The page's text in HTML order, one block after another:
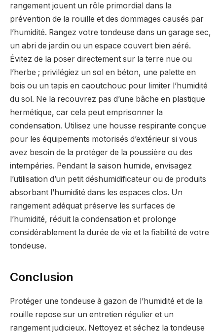
rangement jouent un rôle primordial dans la
prévention de la rouille et des dommages causés par
l’humidité. Rangez votre tondeuse dans un garage sec,
un abri de jardin ou un espace couvert bien aéré.
Évitez de la poser directement sur la terre nue ou
l’herbe ; privilégiez un sol en béton, une palette en
bois ou un tapis en caoutchouc pour limiter l’humidité
du sol. Ne la recouvrez pas d’une bâche en plastique
hermétique, car cela peut emprisonner la
condensation. Utilisez une housse respirante conçue
pour les équipements motorisés d’extérieur si vous
avez besoin de la protéger de la poussière ou des
intempéries. Pendant la saison humide, envisagez
l’utilisation d’un petit déshumidificateur ou de produits
absorbant l’humidité dans les espaces clos. Un
rangement adéquat préserve les surfaces de
l’humidité, réduit la condensation et prolonge
considérablement la durée de vie et la fiabilité de votre
tondeuse.
Conclusion
Protéger une tondeuse à gazon de l’humidité et de la
rouille repose sur un entretien régulier et un
rangement judicieux. Nettoyez et séchez la tondeuse